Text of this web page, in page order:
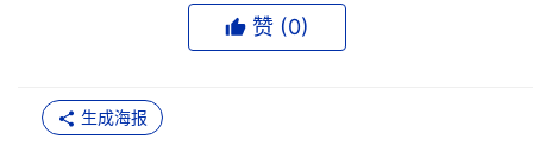
迟,在保证资金安全的同时,大幅提升平台和商户的服务体
赞 (0)
生成海报